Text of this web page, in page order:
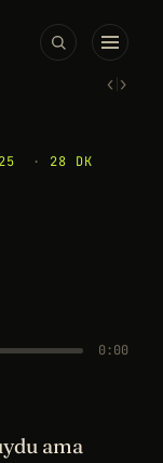
‹›
·
28 DK
0:00
ama